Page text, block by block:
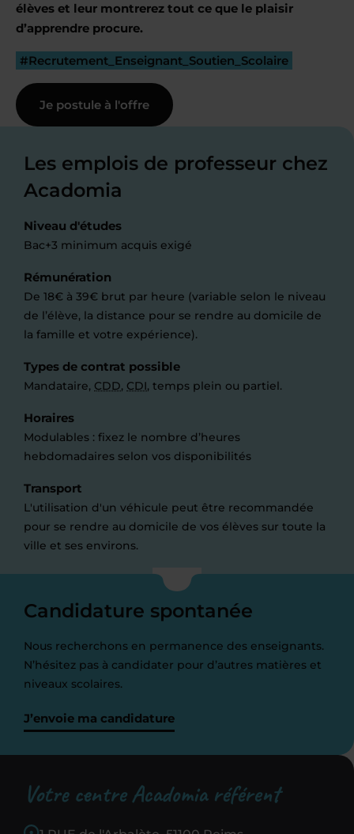
élèves et leur montrerez tout ce que le plaisir
d’apprendre procure.
#Recrutement_Enseignant_Soutien_Scolaire
Je postule à l'offre
Les emplois de professeur chez
Acadomia
Niveau d'études
Bac+3 minimum acquis exigé
Rémunération
De 18€ à 39€ brut par heure (variable selon le niveau
de l’élève, la distance pour se rendre au domicile de
la famille et votre expérience).
Types de contrat possible
Mandataire, CDD, CDI, temps plein ou partiel.
Horaires
Modulables : fixez le nombre d’heures
hebdomadaires selon vos disponibilités
Transport
L'utilisation d'un véhicule peut être recommandée
pour se rendre au domicile de vos élèves sur toute la
ville et ses environs.
Candidature spontanée
Nous recherchons en permanence des enseignants.
N’hésitez pas à candidater pour d’autres matières et
niveaux scolaires.
J’envoie ma candidature
Votre centre Acadomia référent